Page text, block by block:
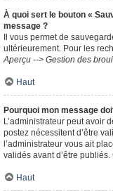
À quoi sert le bouton «
message ?
Il vous permet de
ultérieurement. Pour les
Aperçu --> Gestion des
Haut
Pourquoi mon message
L’administrateur peut avoir
postez nécessitent d’être
l’administrateur vous ait
validés avant d’être
Haut